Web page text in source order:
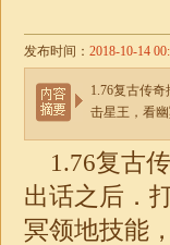
发布时间： 2018-10-14
1.76复古传
击星王，看
1.76复古
出话之后．
冥领地技能